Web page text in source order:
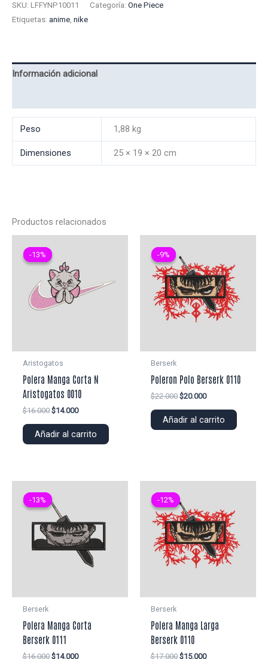
SKU: LFFYNP10011 Categoría: One Piece
Etiquetas: anime, nike
Información adicional
Peso 1,88 kg
Dimensiones 25 × 19 × 20 cm
Productos relacionados
-13%
-13%
Aristogatos
Polera Manga Corta N
Aristogatos 0010
$16.000 El
original
$14.000El
actual
Añadir al carrito
-9%
-9%
Berserk
Poleron Polo Berserk 0110
$22.000 El
original
$20.000El
actual
Añadir al carrito
-13%
-13%
Berserk
Polera Manga Corta
Berserk 0111
$16.000 El
$14.000El
-12%
-12%
Berserk
Polera Manga Larga
Berserk 0110
$17.000 El
$15.000El